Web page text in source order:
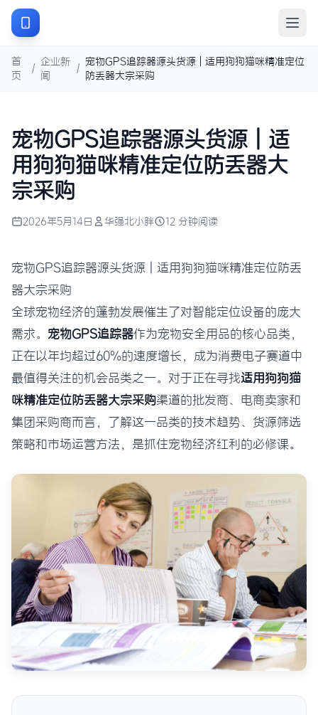
首
页
/
企业新
闻
/
宠物GPS追踪器源头货源 | 适用狗狗猫咪精准定位
防丢器大宗采购
宠物GPS追踪器源头货源 | 适
用狗狗猫咪精准定位防丢器大
宗采购
2026年5月14日 华强北小胖 12 分钟阅读
宠物GPS追踪器源头货源 | 适用狗狗猫咪精准定位防丢
器大宗采购
全球宠物经济的蓬勃发展催生了对智能定位设备的庞大
需求。 宠物GPS追踪器作为宠物安全用品的核心品类，
正在以年均超过60%的速度增长，成为消费电子赛道中
最值得关注的机会品类之一。对于正在寻找适用狗狗猫
咪精准定位防丢器大宗采购渠道的批发商、电商卖家和
集团采购商而言，了解这一品类的技术趋势、货源筛选
策略和市场运营方法，是抓住宠物经济红利的必修课。